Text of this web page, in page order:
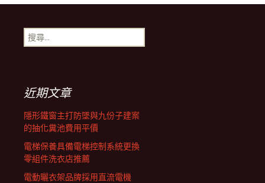
導
覽
列
搜
尋
近期文章
隱形鐵窗主打防墜與九份子建案
的抽化糞池費用平價
電梯保養具備電梯控制系統更換
零組件洗衣店推薦
電動曬衣架品牌採用直流電機